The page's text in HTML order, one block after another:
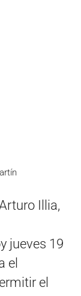
Illia,
jueves 19
el
el